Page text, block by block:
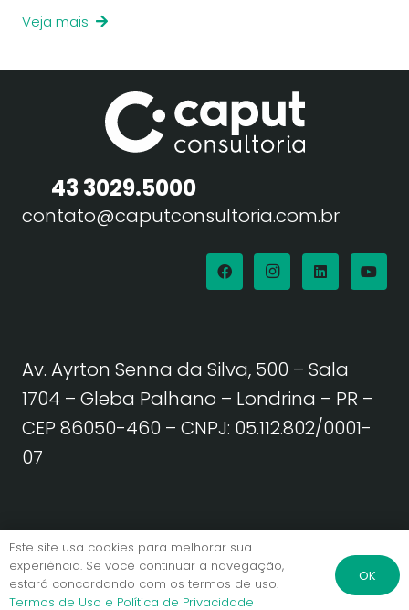
Veja mais
43 3029.5000
contato@caputconsultoria.com.br
Av. Ayrton Senna da Silva, 500 – Sala
1704 – Gleba Palhano – Londrina – PR –
CEP 86050-460 – CNPJ: 05.112.802/0001-
07
Política de Privacidade | Termos de Uso
© Caput Consultoria. Todos os direitos reservados.
Este site usa cookies para melhorar sua
experiência. Se você continuar a navegação,
estará concordando com os termos de uso.
Termos de Uso e Política de Privacidade
OK